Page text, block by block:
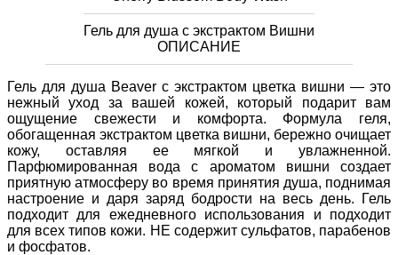
Гель для душа с экстрактом Вишни
ОПИСАНИЕ
Гель для душа Beaver с экстрактом цветка вишни — это
нежный уход за вашей кожей, который подарит вам
ощущение свежести и комфорта. Формула геля,
обогащенная экстрактом цветка вишни, бережно очищает
кожу, оставляя ее мягкой и увлажненной.
Парфюмированная вода с ароматом вишни создает
приятную атмосферу во время принятия душа, поднимая
настроение и даря заряд бодрости на весь день. Гель
подходит для ежедневного использования и подходит
для всех типов кожи. НЕ содержит сульфатов, парабенов
и фосфатов.